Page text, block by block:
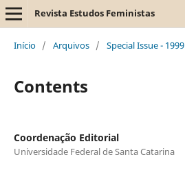
Revista Estudos Feministas
Início / Arquivos / Special Issue - 1999
Contents
Coordenação Editorial
Universidade Federal de Santa Catarina